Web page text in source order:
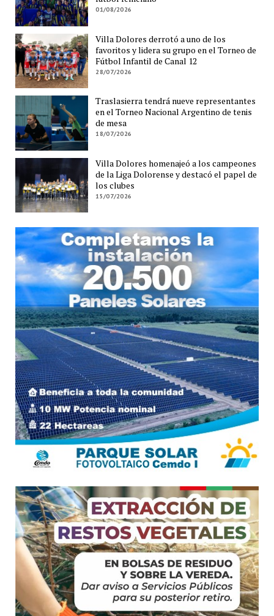
01/08/2026
Villa Dolores derrotó a uno de los
favoritos y lidera su grupo en el Torneo de
Fútbol Infantil de Canal 12
28/07/2026
Traslasierra tendrá nueve representantes
en el Torneo Nacional Argentino de tenis
de mesa
18/07/2026
Villa Dolores homenajeó a los campeones
de la Liga Dolorense y destacó el papel de
los clubes
15/07/2026